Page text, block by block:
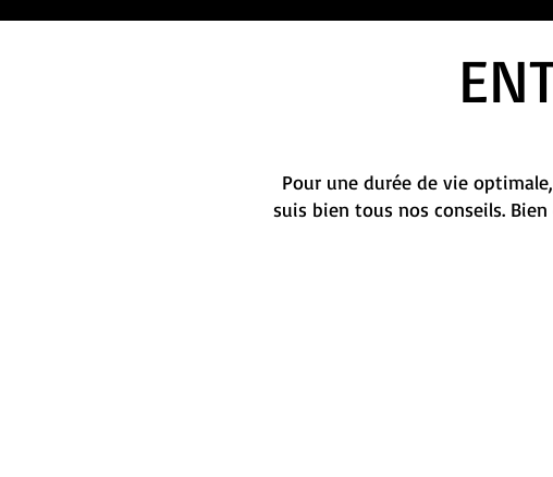
Pour une durée de vie
suis bien tous nos conseils.